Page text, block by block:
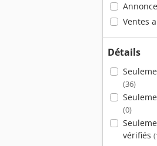
Ventes
Détails
(36)
(0)
vérifiés